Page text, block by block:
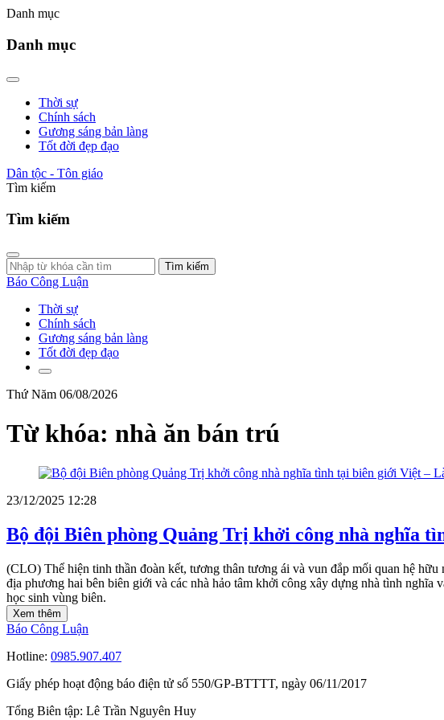
Danh mục
Danh mục
Thời sự
Chính sách
Gương sáng bản làng
Tốt đời đẹp đạo
Dân tộc - Tôn giáo
Tìm kiếm
Tìm kiếm
Tìm kiếm
Báo Công Luận
Thời sự
Chính sách
Gương sáng bản làng
Tốt đời đẹp đạo
Thứ Năm 06/08/2026
Từ khóa: nhà ăn bán trú
23/12/2025 12:28
Bộ đội Biên phòng Quảng Trị khởi công nhà nghĩa
(CLO) Thể hiện tinh thần đoàn kết, tương thân tương ái và vun đắp mối quan hệ
địa phương hai bên biên giới và các nhà hảo tâm khởi công xây dựng nhà tình nghĩa
học sinh vùng biên.
Xem thêm
Báo Công Luận
Hotline: 0985.907.407
Giấy phép hoạt động báo điện tử số 550/GP-BTTTT, ngày 06/11/2017
Tổng Biên tập: Lê Trần Nguyên Huy